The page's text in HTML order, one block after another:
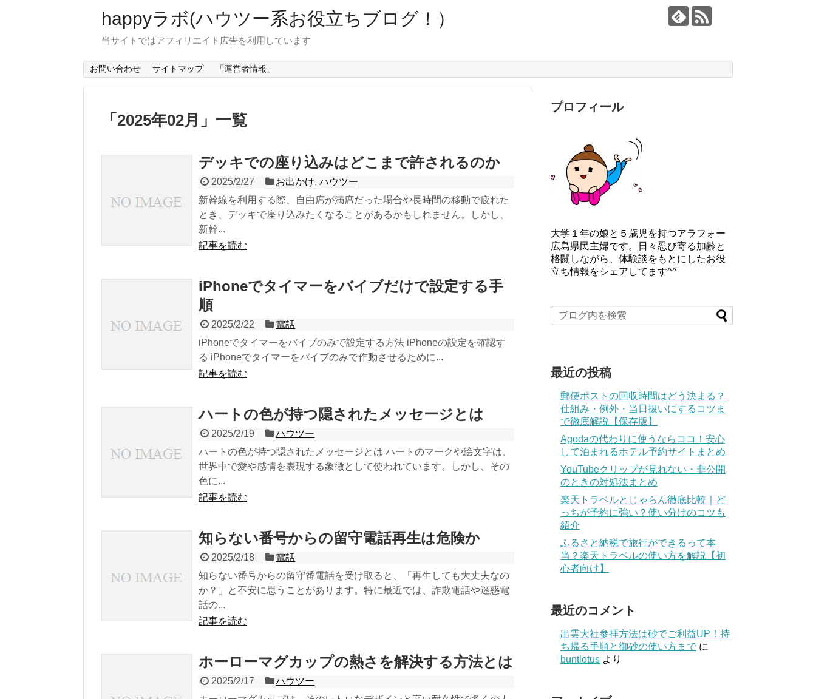
happyラボ(ハウツー系お役立ちブログ！）
当サイトではアフィリエイト広告を利用しています
お問い合わせ サイトマップ 「運営者情報」
「 2025年02月 」 一覧
デッキでの座り込みはどこまで許されるのか
2025/2/27 お出かけ,ハウツー
新幹線を利用する際、自由席が満席だった場合や長時間の移動で疲れた
とき、デッキで座り込みたくなることがあるかもしれません。しかし、
新幹...
記事を読む
iPhoneでタイマーをバイブだけで設定する手
順
2025/2/22
電話
iPhoneでタイマーをバイブのみで設定する方法 iPhoneの設定を確認す
る iPhoneでタイマーをバイブのみで作動させるために...
記事を読む
ハートの色が持つ隠されたメッセージとは
2025/2/19
ハウツー
ハートの色が持つ隠されたメッセージとは ハートのマークや絵文字は、
世界中で愛や感情を表現する象徴として使われています。しかし、その
色に...
記事を読む
知らない番号からの留守電話再生は危険か
2025/2/18
電話
知らない番号からの留守番電話を受け取ると、「再生しても大丈夫なの
か？」と不安に思うことがあります。特に最近では、詐欺電話や迷惑電
話の...
記事を読む
ホーローマグカップの熱さを解決する方法とは
2025/2/17
ハウツー
プロフィール
大学１年の娘と５歳児を持つアラフォー
広島県民主婦です。日々忍び寄る加齢と
格闘しながら、体験談をもとにしたお役
立ち情報をシェアしてます^^
最近の投稿
郵便ポストの回収時間はどう決まる？
仕組み・例外・当日扱いにするコツま
で徹底解説【保存版】
Agodaの代わりに使うならココ！安心
して泊まれるホテル予約サイトまとめ
YouTubeクリップが見れない・非公開
のときの対処法まとめ
楽天トラベルとじゃらん徹底比較｜ど
っちが予約に強い？使い分けのコツも
紹介
ふるさと納税で旅行ができるって本
当？楽天トラベルの使い方を解説【初
心者向け】
最近のコメント
出雲大社参拝方法は砂でご利益UP！持
ち帰る手順と御砂の使い方まで に
buntlotus より